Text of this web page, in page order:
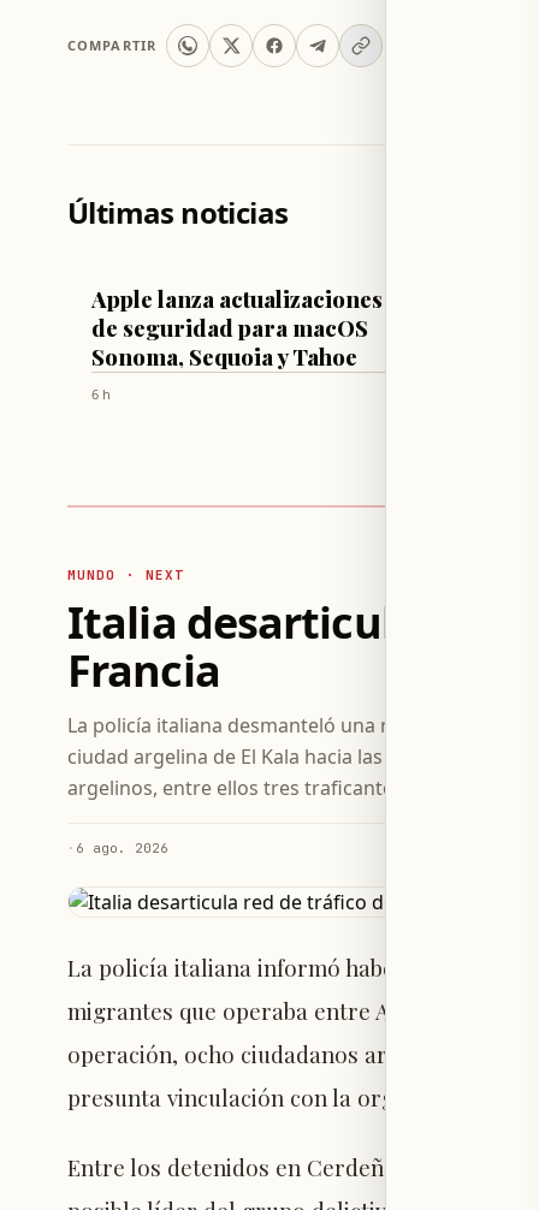
COMPARTIR
Últimas noticias
TECNOLOGÍA Y CIENCIA
Apple lanza actualizaciones
de seguridad para macOS
Sonoma, Sequoia y Tahoe
6 h
MUNDO · NEXT
Italia desarticula red
Francia
La policía italiana desmanteló una red dedicada al
ciudad argelina de El Kala hacia las costas sur de
argelinos, entre ellos tres traficantes y un presunto
· 6 ago. 2026
La policía italiana informó haber
migrantes que operaba entre Argelia,
operación, ocho ciudadanos argelinos
presunta vinculación con la organización.
Entre los detenidos en Cerdeña figuran tres